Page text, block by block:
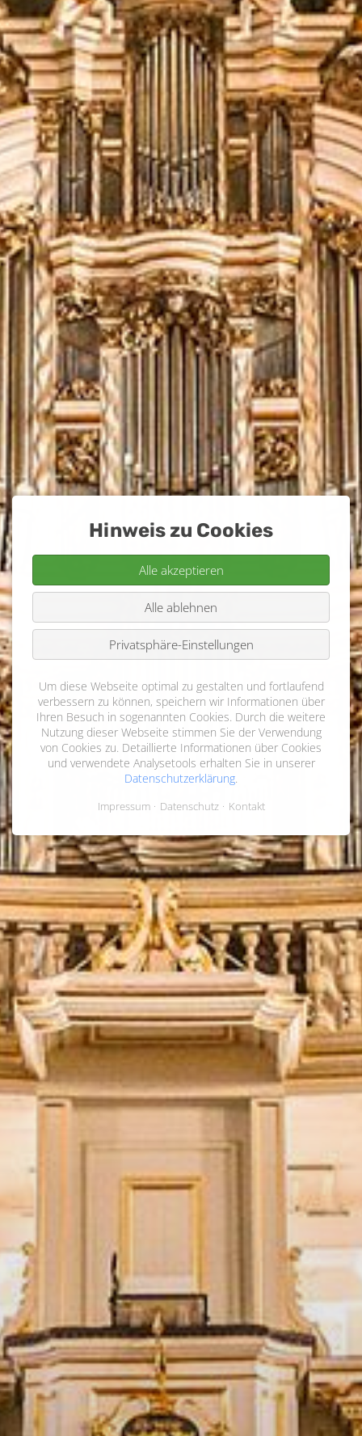
Hinweis zu Cookies
Alle akzeptieren
Alle ablehnen
Privatsphäre-Einstellungen
Um diese Webseite optimal zu gestalten und fortlaufend
verbessern zu können, speichern wir Informationen über
Ihren Besuch in sogenannten Cookies. Durch die weitere
Nutzung dieser Webseite stimmen Sie der Verwendung
von Cookies zu. Detaillierte Informationen über Cookies
und verwendete Analysetools erhalten Sie in unserer
Datenschutzerklärung.
Impressum Datenschutz Kontakt